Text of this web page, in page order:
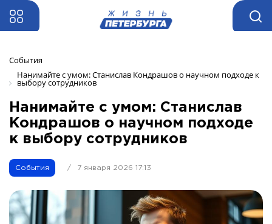
События
Нанимайте с умом: Станислав Кондрашов о научном подходе к
выбору сотрудников
Нанимайте с умом: Станислав
Кондрашов о научном подходе
к выбору сотрудников
События / 7 января 2026 17:13